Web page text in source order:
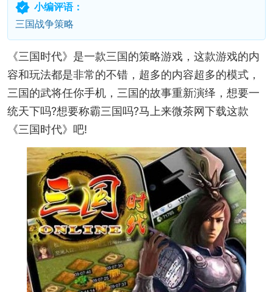
小编评语：
三国战争策略
《三国时代》是一款三国的策略游戏，这款游戏的内
容和玩法都是非常的不错，超多的内容超多的模式，
三国的武将任你手机，三国的故事重新演绎，想要一
统天下吗?想要称霸三国吗?马上来微茶网下载这款
《三国时代》吧!